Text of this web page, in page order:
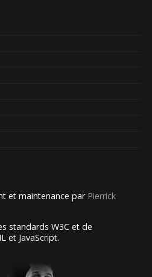
et maintenance par Pierrick
standards W3C et de
et JavaScript.